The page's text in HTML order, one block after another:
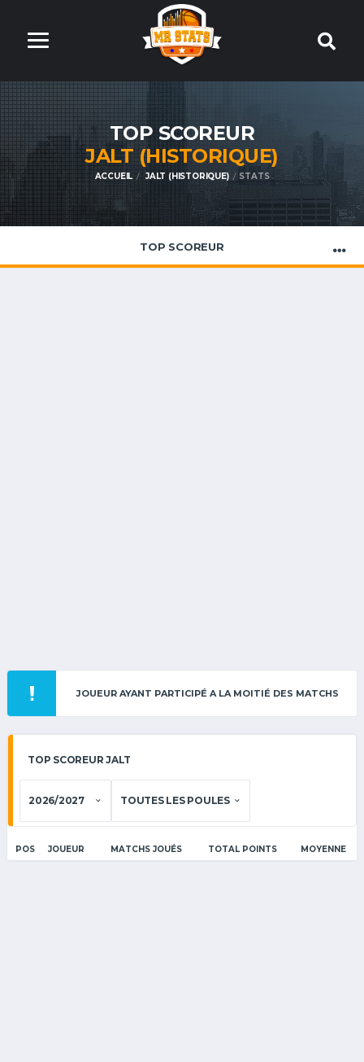
TOP SCOREUR
JALT (HISTORIQUE)
ACCUEIL JALT (HISTORIQUE) STATS
TOP SCOREUR
JOUEUR AYANT PARTICIPÉ A LA MOITIÉ DES MATCHS
TOP SCOREUR JALT
POS JOUEUR MATCHS JOUÉS TOTAL POINTS MOYENNE